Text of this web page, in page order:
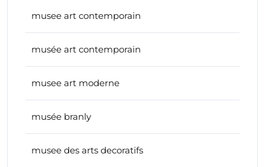
musee art contemporain
musée art contemporain
musee art moderne
musée branly
musee des arts decoratifs